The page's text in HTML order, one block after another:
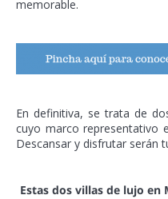
memorable.
En definitiva, se trata de
cuyo marco representativo
Descansar y disfrutar serán
Estas dos villas de lujo en